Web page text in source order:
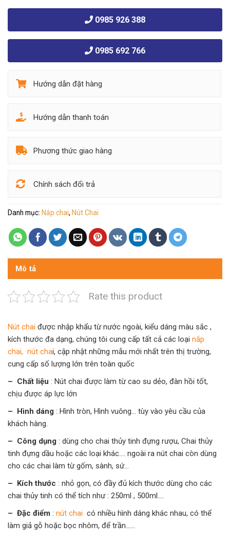
0985 926 388
0985 692 766
Hướng dẫn đặt hàng
Hướng dẫn thanh toán
Phương thức giao hàng
Chính sách đổi trả
Danh mục: Nắp chai, Nút Chai
Mô tả
Rate this product
Nút chai được nhập khẩu từ nước ngoài, kiểu dáng màu sắc ,
kích thước đa dạng, chúng tôi cung cấp tất cả các loại nắp
chai, nút chai, cập nhật những mẫu mới nhất trên thị trường,
cung cấp số lượng lớn trên toàn quốc
– Chất liệu : Nút chai được làm từ cao su dẻo, đàn hồi tốt,
chịu được áp lực lớn
– Hình dáng : Hình tròn, Hình vuông… tùy vào yêu cầu của
khách hàng.
– Công dụng : dùng cho chai thủy tinh đựng rượu, Chai thủy
tinh đựng dầu hoặc các loại khác…. ngoài ra nút chai còn dùng
cho các chai làm từ gốm, sành, sứ…
– Kích thước : nhỏ gọn, có đầy đủ kích thước dùng cho các
chai thủy tinh có thể tích như : 250ml , 500ml….
– Đặc điểm : nút chai có nhiều hình dáng khác nhau, có thể
làm giả gỗ hoặc bọc nhôm, để trần……